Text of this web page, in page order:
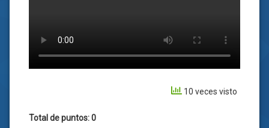
10 veces visto
Total de puntos: 0